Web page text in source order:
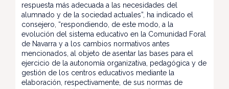
respuesta más adecuada a las necesidades del
alumnado y de la sociedad actuales”, ha indicado el
consejero, “respondiendo, de este modo, a la
evolución del sistema educativo en la Comunidad Foral
de Navarra y a los cambios normativos antes
mencionados, al objeto de asentar las bases para el
ejercicio de la autonomía organizativa, pedagógica y de
gestión de los centros educativos mediante la
elaboración, respectivamente, de sus normas de